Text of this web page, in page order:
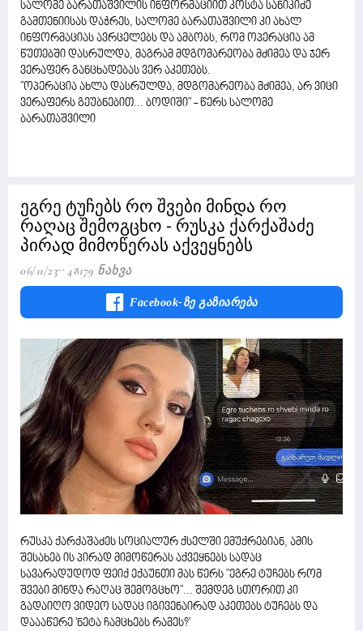
სალომე ბარათაშვილის ინფორმაციით კოსტა სანიკიძე
გამთენიისას დაჭრეს, სალომე ბარათაშვილი კი ახალ
ინფორმაციას ავრცელებს და ამბობს, რომ ოპერაცია ამ
წუთებში დასრულდა, მაგრამ მდგომარეობა მძიმეა და ჯერ
ვერაფერ განცხადებას ვერ აკეთებს.
"ოპერაცია ახლა დასრულდა, მდგომარეობა მძიმეა, არ ვიცი
ვერაფერს გეუბნებით... ბოდიში" - წერს სალომე
ბარათაშვილი
ეგრე ტუჩებს რო შვები მინდა რო
რაღაც შემოგცხო - რუსკა ქარქაშაძე
პირად მიმოწერას აქვეყნებს
06/11/23 48179 Ნახვა
Facebook-Ზე Გაზიარება
რუსკა ქარქაშაძეს სოციალურ ქსელში ემუქრებიან, ამის
შესახებ ის პირად მიმოწერას აქვეყნებს სადაც
სავარადუდოდ ფეიქ ექაუნთი მას წერს "ეგრე ტუჩებს რომ
შვები მინდა რაღაც შემოგცხო"... შემდეგ სთორით კი
გადაიღო ვიდეო სადაც იგივენაირად აკეთებს ტუჩებს და
დაააწერე 'ნეტა ჩამცხებს რამეს?'